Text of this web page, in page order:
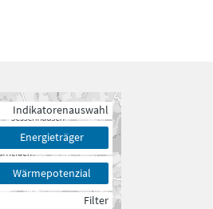
Indikatorenauswahl
Energieträger
Wärmepotenzial
Filter